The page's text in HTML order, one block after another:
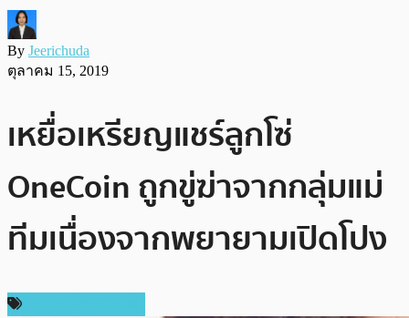
By Jeerichuda
ตุลาคม 15, 2019
เหยื่อเหรียญแชร์ลูกโซ่
OneCoin ถูกขู่ฆ่าจากกลุ่มแม่
ทีมเนื่องจากพยายามเปิดโปง